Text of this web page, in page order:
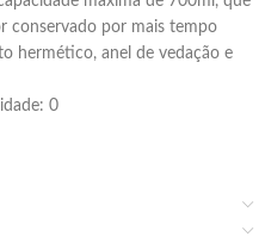
conservado por mais tempo
hermético, anel de vedação e
0